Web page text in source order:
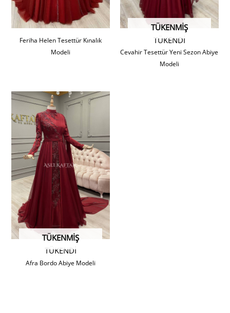
Feriha Helen Tesettür Kınalık
Modeli
TÜKENDİ
TÜKENMIŞ
Cevahir Tesettür Yeni Sezon Abiye
Modeli
TÜKENDİ
TÜKENMIŞ
Afra Bordo Abiye Modeli